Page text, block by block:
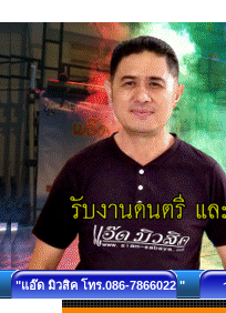
"แอ๊ด มิวสิค โทร.086-7866022 "